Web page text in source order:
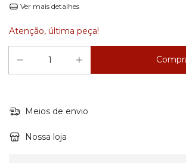
Ver mais detalhes
Atenção, última peça!
Meios de envio
Nossa loja